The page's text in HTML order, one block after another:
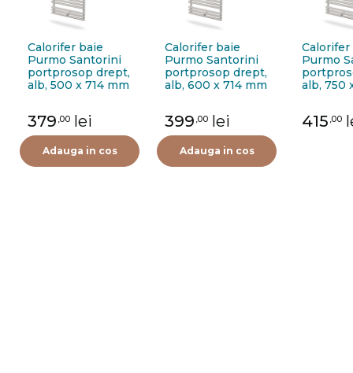
Calorifer baie
Purmo Santorini
portprosop drept,
alb, 500 x 714 mm
379 ,00 lei
Adauga in cos
Calorifer baie
Purmo Santorini
portprosop drept,
alb, 600 x 714 mm
399 ,00 lei
Adauga in cos
Calorifer
Purmo
alb, 750
415 ,00